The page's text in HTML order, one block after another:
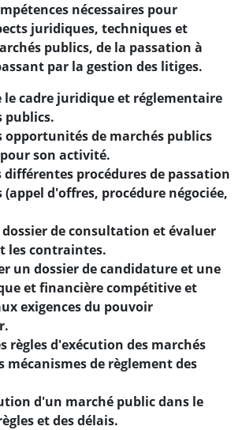
nécessaires pour
juridiques, techniques et
publics, de la passation à
par la gestion des litiges.
le cadre juridique et réglementaire
publics.
opportunités de marchés publics
son activité.
procédures de passation
(appel d'offres, procédure négociée,
de consultation et évaluer
les contraintes.
un dossier de candidature et une
et financière compétitive et
exigences du pouvoir
règles d'exécution des marchés
mécanismes de règlement des
d'un marché public dans le
et des délais.